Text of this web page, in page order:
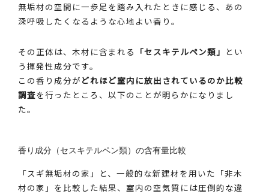
無垢材の空間に一歩足を踏み入れたときに感じる、あの
深呼吸したくなるような心地よい香り。
その正体は、木材に含まれる 「セスキテルペン類」 とい
う揮発性成分です。
この香り成分が どれほど室内に放出されているのか比較
調査を行ったところ、以下のことが明らかになりまし
た。
香り成分（セスキテルペン類）の含有量比較
「スギ無垢材の家」と、一般的な新建材を用いた「非木
材の家」を比較した結果、室内の空気質には圧倒的な違